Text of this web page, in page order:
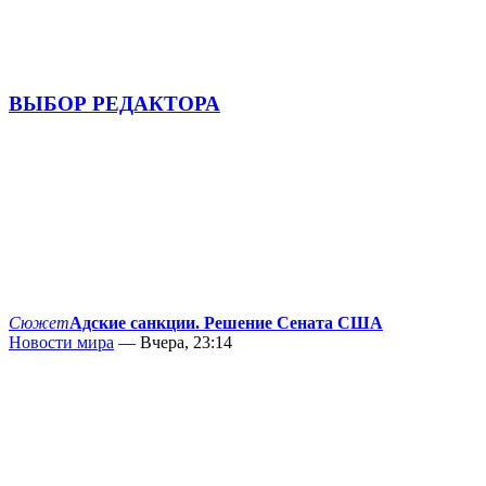
ВЫБОР РЕДАКТОРА
СюжетАдские санкции. Решение Сената США
Новости мира — Вчера, 23:14